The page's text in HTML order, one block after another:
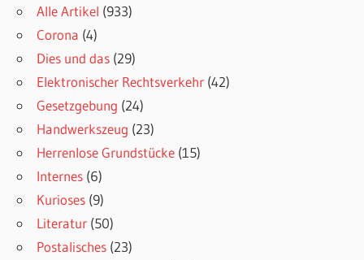
Alle Artikel (933)
Corona (4)
Dies und das (29)
Elektronischer Rechtsverkehr (42)
Gesetzgebung (24)
Handwerkszeug (23)
Herrenlose Grundstücke (15)
Internes (6)
Kurioses (9)
Literatur (50)
Postalisches (23)